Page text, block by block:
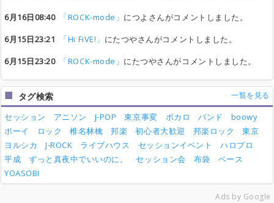
6月16日08:40
「ROCK-mode」 につよさんがコメントしました。
6月15日23:21
「Hi FiVE!」 にたつやさんがコメントしました。
6月15日23:20
「ROCK-mode」 にたつやさんがコメントしました。
タグ検索 一覧を見る
セッション アニソン J-POP 東京事変 ボカロ バンド
boowy
ボーイ
ロック 椎名林檎 邦楽 初心者大歓迎 邦楽ロック
東京
ヨルシカ
J-ROCK ライブハウス セッションイベント
ハロプロ
平成
ずっと真夜中でいいのに。 セッション会 布袋
ベース
YOASOBI
Ads by Google